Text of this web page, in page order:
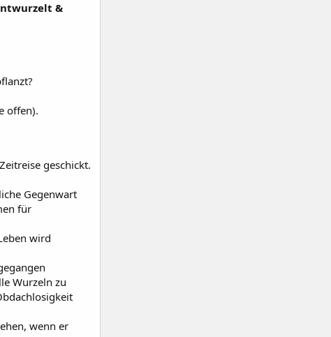
&
offen).
geschickt.
Gegenwart
für
wird
Wurzeln zu
wenn er